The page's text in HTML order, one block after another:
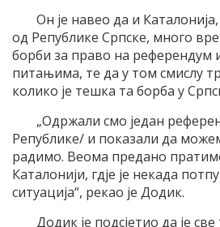
Он је навео да и
од Републике Српске, много
борби за право на референдум
питањима, те да у том смислу
колико је тешка та борба у
„Одржали смо један
Републике/ и показали да
радимо. Веома предано
Каталонији, гдје је некада
ситуација“, рекао је Додик.
Додик је подсјетио да је